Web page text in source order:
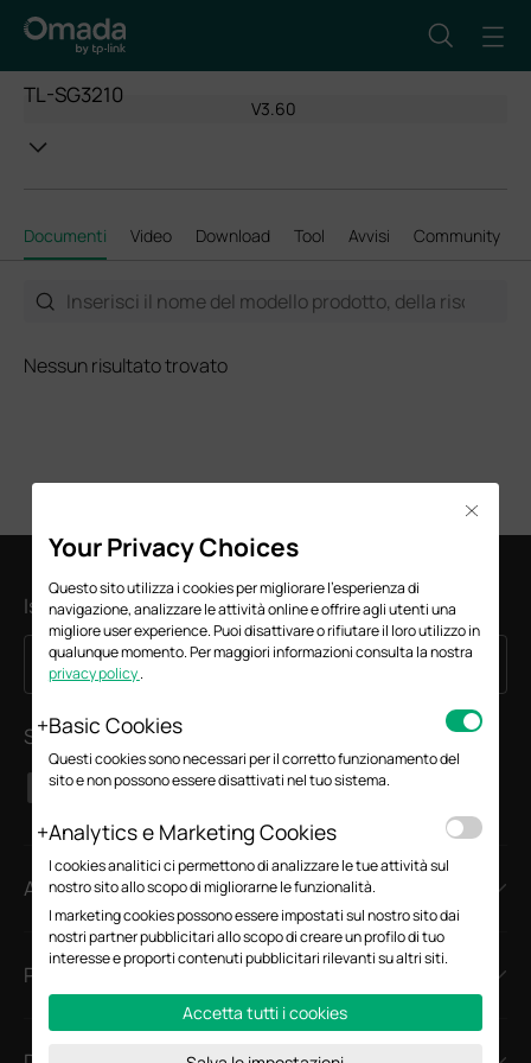
TL-SG3210
V3.60
Documenti Video Download Tool Avvisi Community
Nessun risultato trovato
Iscriviti alla newsletter
Indirizzo email Iscriviti
Seguici
About
Press
Your Privacy Choices
Questo sito utilizza i cookies per migliorare l'esperienza di
navigazione, analizzare le attività online e offrire agli utenti una
migliore user experience. Puoi disattivare o rifiutare il loro utilizzo in
qualunque momento. Per maggiori informazioni consulta la nostra
privacy policy.
Basic Cookies
Questi cookies sono necessari per il corretto funzionamento del
sito e non possono essere disattivati nel tuo sistema.
Analytics e Marketing Cookies
I cookies analitici ci permettono di analizzare le tue attività sul
nostro sito allo scopo di migliorarne le funzionalità.
I marketing cookies possono essere impostati sul nostro sito dai
nostri partner pubblicitari allo scopo di creare un profilo di tuo
interesse e proporti contenuti pubblicitari rilevanti su altri siti.
Accetta tutti i cookies
Close